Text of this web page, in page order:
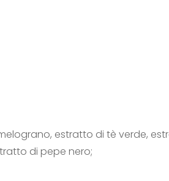
estratto di tè verde,
di pepe nero;